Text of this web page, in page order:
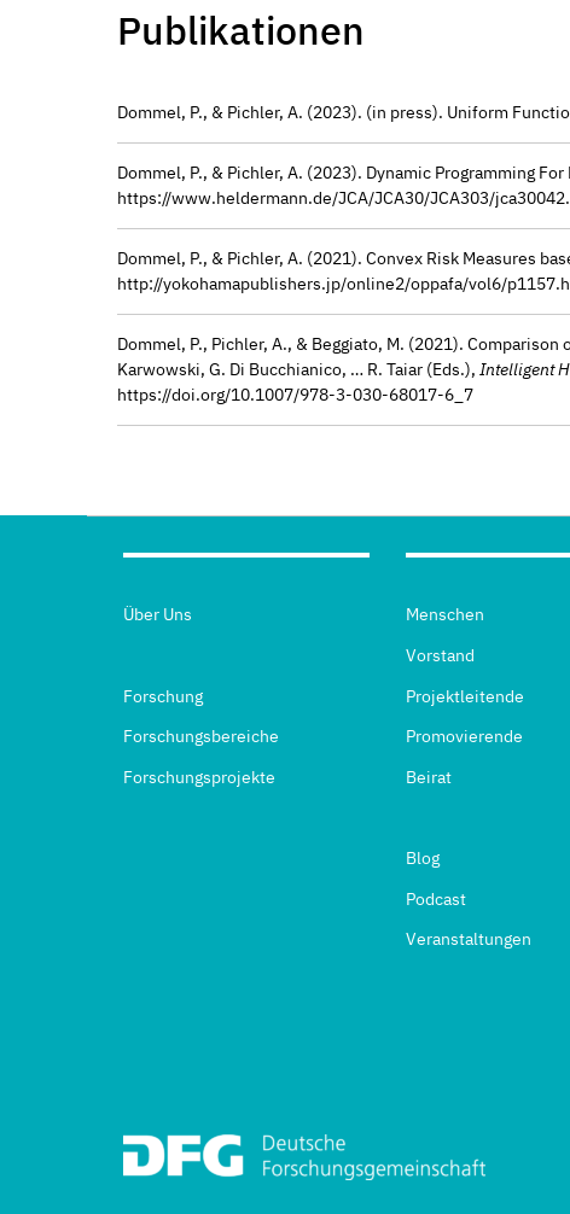
Publikationen
Dommel, P., & Pichler, A. (2023). (in press). Uniform
Dommel, P., & Pichler, A. (2023). Dynamic Programming
https://www.heldermann.de/JCA/JCA30/JCA303/
Dommel, P., & Pichler, A. (2021). Convex Risk Measures
http://yokohamapublishers.jp/online2/oppafa/vol6/
Dommel, P., Pichler, A., & Beggiato, M. (2021).
Karwowski, G. Di Bucchianico, … R. Taiar (Eds.), Intelligent
https://doi.org/10.1007/978-3-030-68017-6_7
Über Uns
Forschung
Forschungsbereiche
Forschungsprojekte
Menschen
Vorstand
Projektleitende
Promovierende
Beirat
Blog
Podcast
Veranstaltungen